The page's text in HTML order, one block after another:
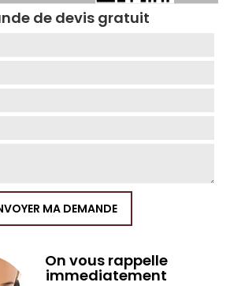
de devis gratuit
On vous rappelle
immediatement